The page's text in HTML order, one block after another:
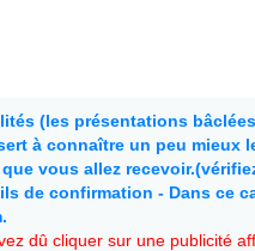
(les présentations
à connaître un peu mieux
vous allez
de confirmation - Dans ce
dû cliquer sur une publicité